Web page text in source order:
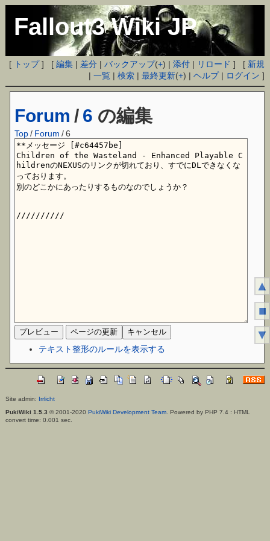
Fallout3 Wiki JP
[ トップ] [編集 | 差分 |バックアップ(+) |添付 | リロード ] [ 新規
|一覧 |検索 |最終更新(+) |ヘルプ| ログイン ]
Forum / 6 の編集
Top / Forum /6
テキスト整形のルールを表示する
Site admin: Irrlicht
PukiWiki 1.5.3 © 2001-2020 PukiWiki Development Team. Powered by PHP 7.4 : HTML
convert time: 0.001 sec.
▲
■
▼